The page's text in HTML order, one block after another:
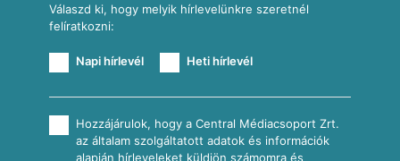
Válaszd ki, hogy melyik hírlevelünkre szeretnél
felíratkozni:
Napi hírlevél Heti hírlevél
Hozzájárulok, hogy a Central Médiacsoport Zrt.
az általam szolgáltatott adatok és információk
alapján hírleveleket küldjön számomra és